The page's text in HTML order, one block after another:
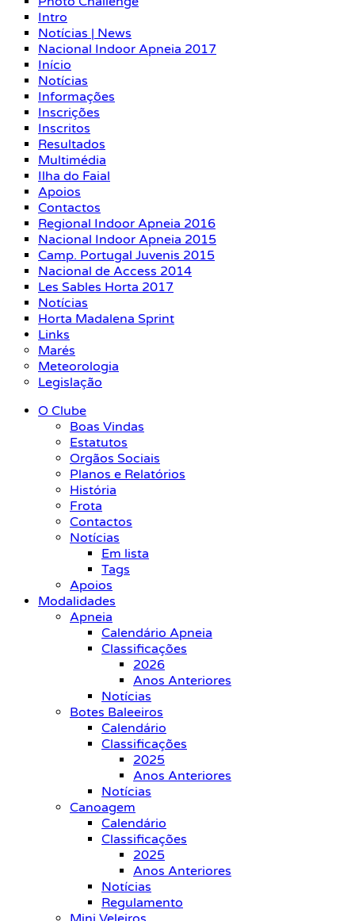
Intro
Notícias | News
Nacional Indoor Apneia 2017
Início
Notícias
Informações
Inscrições
Inscritos
Resultados
Multimédia
Ilha do Faial
Apoios
Contactos
Regional Indoor Apneia 2016
Nacional Indoor Apneia 2015
Camp. Portugal Juvenis 2015
Nacional de Access 2014
Les Sables Horta 2017
Notícias
Horta Madalena Sprint
Links
Marés
Meteorologia
Legislação
O Clube
Boas Vindas
Estatutos
Orgãos Sociais
Planos e Relatórios
História
Frota
Contactos
Notícias
Em lista
Tags
Apoios
Modalidades
Apneia
Calendário Apneia
Classificações
2026
Anos Anteriores
Notícias
Botes Baleeiros
Calendário
Classificações
2025
Anos Anteriores
Notícias
Canoagem
Calendário
Classificações
2025
Anos Anteriores
Notícias
Regulamento